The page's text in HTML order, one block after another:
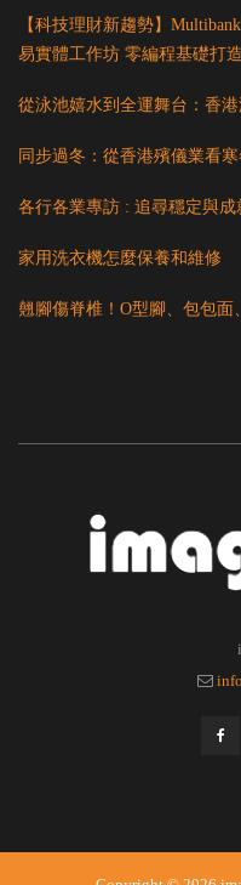
【科技理財新趨勢】
易實體工作坊 零編程基礎打
從泳池嬉水到全運舞台：香
同步過冬：從香港殯儀業看
各行各業專訪 : 追尋穩定與
家用洗衣機怎麼保養和維修
翹腳傷脊椎！O型腳、包包面